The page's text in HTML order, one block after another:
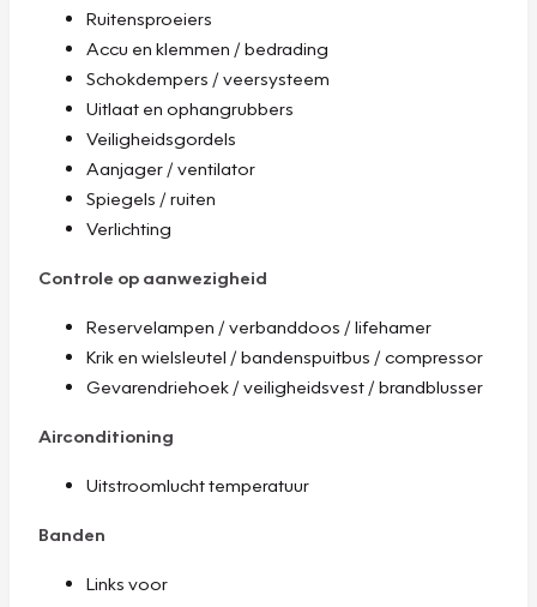
Ruitensproeiers
Accu en klemmen / bedrading
Schokdempers / veersysteem
Uitlaat en ophangrubbers
Veiligheidsgordels
Aanjager / ventilator
Spiegels / ruiten
Verlichting
Controle op aanwezigheid
Reservelampen / verbanddoos / lifehamer
Krik en wielsleutel / bandenspuitbus / compressor
Gevarendriehoek / veiligheidsvest / brandblusser
Airconditioning
Uitstroomlucht temperatuur
Banden
Links voor